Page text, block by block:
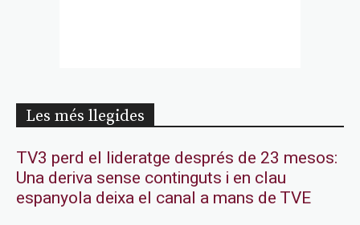
Les més llegides
TV3 perd el lideratge després de 23 mesos:
Una deriva sense continguts i en clau
espanyola deixa el canal a mans de TVE